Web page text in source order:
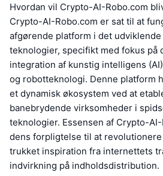
Hvordan vil Crypto-AI-Robo.com
Crypto-AI-Robo.com er sat til at
afgørende platform i det
teknologier, specifikt med fokus på
integration af kunstig intelligens
og robotteknologi. Denne platform
et dynamisk økosystem ved at
banebrydende virksomheder i
teknologier. Essensen af Crypto-
dens forpligtelse til at
trukket inspiration fra internettets
indvirkning på indholdsdistribution.